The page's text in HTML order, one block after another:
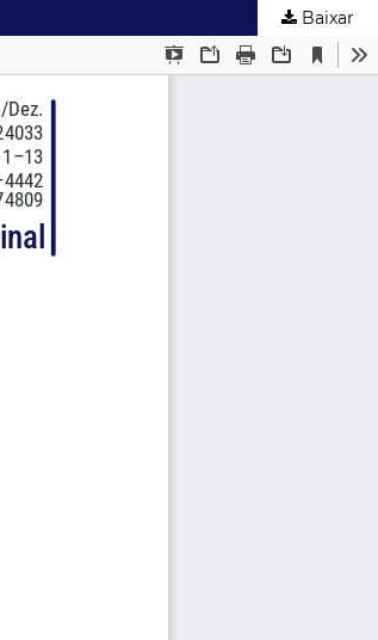
Baixar